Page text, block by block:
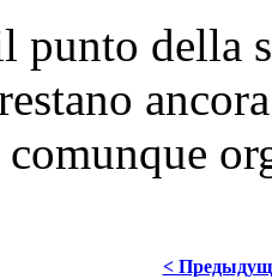
punto della
<